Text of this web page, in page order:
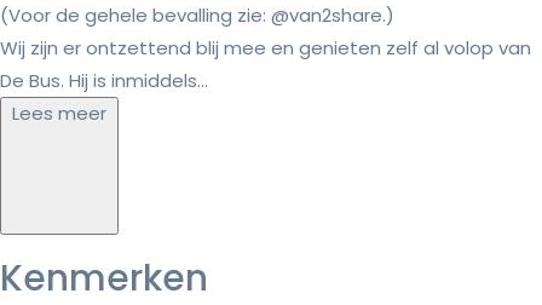
(Voor de gehele bevalling zie: @van2share.)
Wij zijn er ontzettend blij mee en genieten zelf al volop van
De Bus. Hij is inmiddels...
Lees meer
Kenmerken